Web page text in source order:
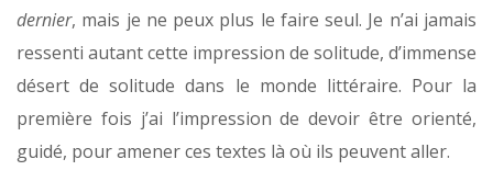
dernier, mais je ne peux plus le faire seul. Je n’ai jamais
ressenti autant cette impression de solitude, d’immense
désert de solitude dans le monde littéraire. Pour la
première fois j’ai l’impression de devoir être orienté,
guidé, pour amener ces textes là où ils peuvent aller.